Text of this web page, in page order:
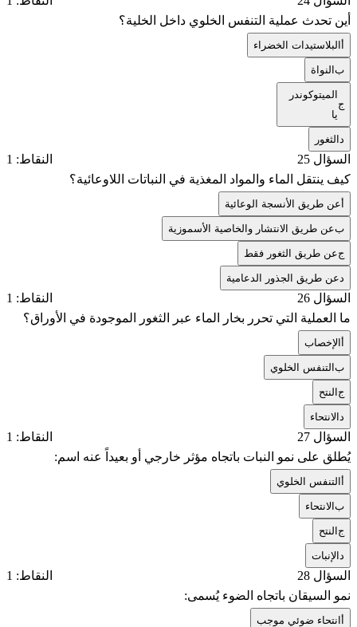
أين تحدث عملية التنفس الخلوي داخل الخلية؟
البلاستيدات الخضراء
بالنواة
ج
الميتوكوندر
يا
الثغور
السؤال 25
النقاط: 1
كيف ينتقل الماء والمواد المغذية في النباتات اللاوعائية؟
عن طريق الأنسجة الوعائية
بعن طريق الانتشار والخاصية الأسموزية
جعن طريق الثغور فقط
عن طريق الجذور الدعامية
السؤال 26
النقاط: 1
ما العملية التي تحرر بخار الماء عبر الثغور الموجودة في الأوراق؟
الإخصاب
بالتنفس الخلوي
جالنتح
الانتحاء
السؤال 27
النقاط: 1
يُطلق على نمو النبات باتجاه مؤثر خارجي أو بعيداً عنه اسم:
التنفس الخلوي
بالانتحاء
جالنتح
الإنبات
السؤال 28
النقاط: 1
نمو السيقان باتجاه الضوء يُسمى:
انتحاء ضوئي موجب